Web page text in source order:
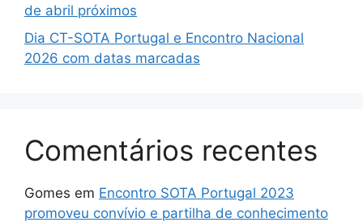
de abril próximos
Dia CT-SOTA Portugal e Encontro Nacional
2026 com datas marcadas
Comentários recentes
Gomes em Encontro SOTA Portugal 2023
promoveu convívio e partilha de conhecimento